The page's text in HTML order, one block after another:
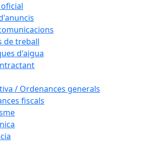
de treball
d'aigua
/ Ordenances generals
fiscals